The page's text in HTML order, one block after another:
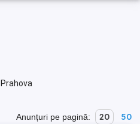
Anunțuri pe pagină: 20 50